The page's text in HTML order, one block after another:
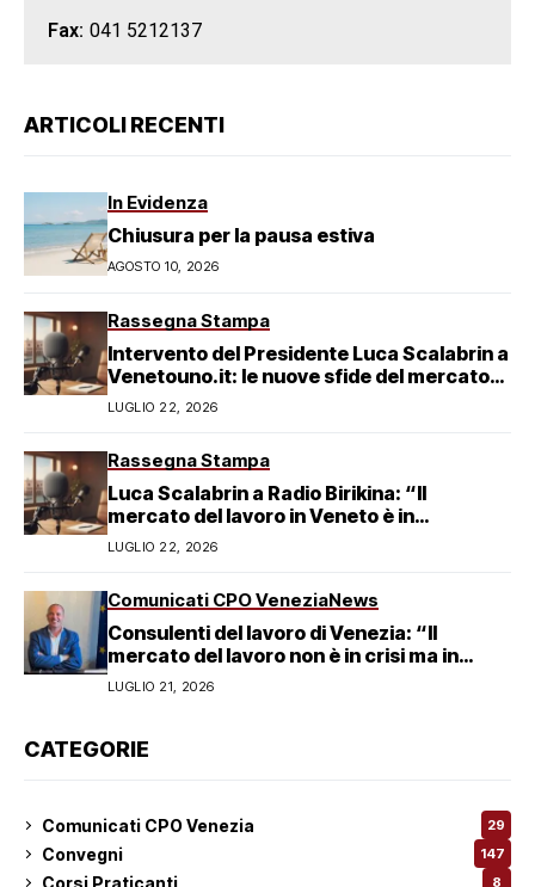
Fax: 041 5212137
ARTICOLI RECENTI
In Evidenza
Chiusura per la pausa estiva
AGOSTO 10, 2026
Rassegna Stampa
Intervento del Presidente Luca Scalabrin a
Venetouno.it: le nuove sfide del mercato
del lavoro veneziano
LUGLIO 22, 2026
Rassegna Stampa
Luca Scalabrin a Radio Birikina: “Il
mercato del lavoro in Veneto è in
trasformazione”
LUGLIO 22, 2026
Comunicati CPO VeneziaNews
Consulenti del lavoro di Venezia: “Il
mercato del lavoro non è in crisi ma in
trasformazione, serve responsabilità
condivisa”
LUGLIO 21, 2026
CATEGORIE
Comunicati CPO Venezia 29
Convegni 147
Corsi Praticanti 8